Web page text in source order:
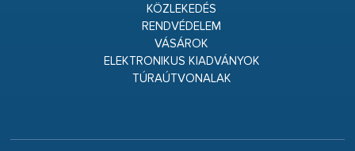
KÖZLEKEDÉS
RENDVÉDELEM
VÁSÁROK
ELEKTRONIKUS KIADVÁNYOK
TÚRAÚTVONALAK